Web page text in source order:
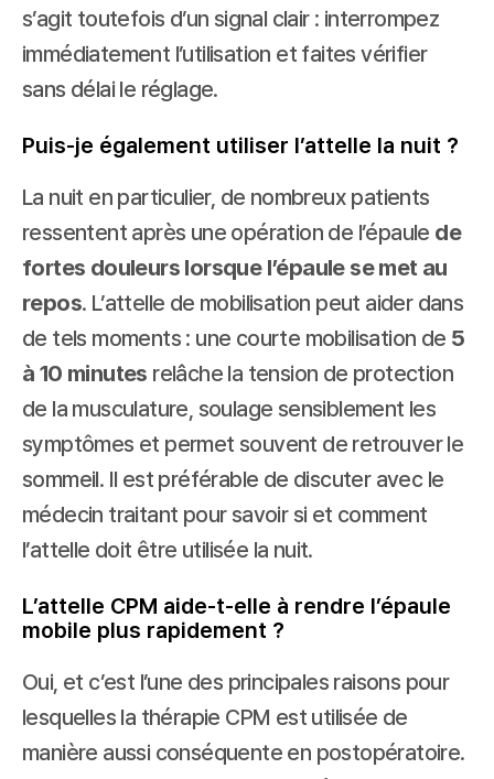
s’agit toutefois d’un signal clair : interrompez
immédiatement l’utilisation et faites vérifier
sans délai le réglage.
Puis-je également utiliser l’attelle la nuit ?
La nuit en particulier, de nombreux patients
ressentent après une opération de l’épaule de
fortes douleurs lorsque l’épaule se met au
repos. L’attelle de mobilisation peut aider dans
de tels moments : une courte mobilisation de 5
à 10 minutes relâche la tension de protection
de la musculature, soulage sensiblement les
symptômes et permet souvent de retrouver le
sommeil. Il est préférable de discuter avec le
médecin traitant pour savoir si et comment
l’attelle doit être utilisée la nuit.
L’attelle CPM aide-t-elle à rendre l’épaule
mobile plus rapidement ?
Oui, et c’est l’une des principales raisons pour
lesquelles la thérapie CPM est utilisée de
manière aussi conséquente en postopératoire.